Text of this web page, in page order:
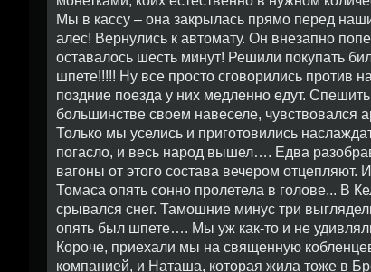
Мы в кассу – она закрылась прямо перед
алес! Вернулись к автомату. Он внезапно
оставалось шесть минут! Решили покупать
шпете!!!!! Ну все просто сговорились против
поздние поезда у них медленно едут.
большинстве своем навеселе, чувствовался
Только мы уселись и приготовились
погасло, и весь народ вышел…. Едва
вагоны от этого состава вечером
Томаса опять сонно пролетела в голове... В
срывался снег. Тамошние минус три
опять был шпете…. Мы уж как-то и не
Короче, приехали мы на священную
компанией, и Наташа, которая жила тоже в